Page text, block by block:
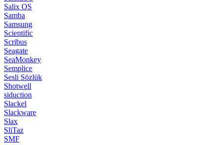
Salix OS
Samba
Samsung
Scientific
Scribus
Seagate
SeaMonkey
Semplice
Sesli Sözlük
Shotwell
siduction
Slackel
Slackware
Slax
SliTaz
SMF